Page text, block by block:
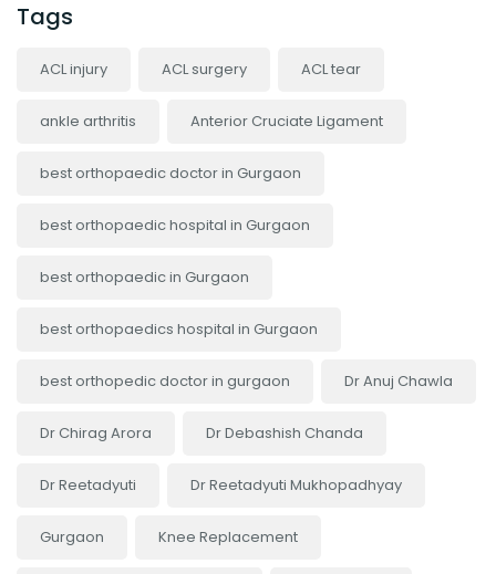
Tags
ACL injury ACL surgery ACL tear
ankle arthritis Anterior Cruciate Ligament
best orthopaedic doctor in Gurgaon
best orthopaedic hospital in Gurgaon
best orthopaedic in Gurgaon
best orthopaedics hospital in Gurgaon
best orthopedic doctor in gurgaon Dr Anuj Chawla
Dr Chirag Arora Dr Debashish Chanda
Dr Reetadyuti Dr Reetadyuti Mukhopadhyay
Gurgaon Knee Replacement